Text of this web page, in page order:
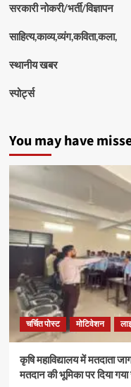
सरकारी नोकरी/भर्ती/विज्ञापन
साहित्य,काव्य,व्यंग,कविता,कला,
स्थानीय खबर
स्पोर्ट्स
You may have
चर्चित पोस्ट मोटिवेशन
कृषि महाविद्यालय में मतदाता
मतदान की भूमिका पर दिया